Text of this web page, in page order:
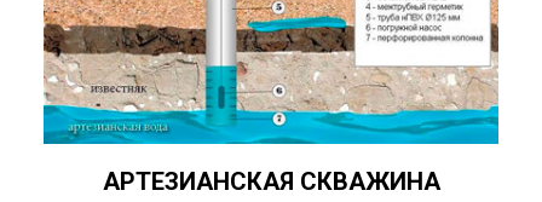
АРТЕЗИАНСКАЯ СКВАЖИНА